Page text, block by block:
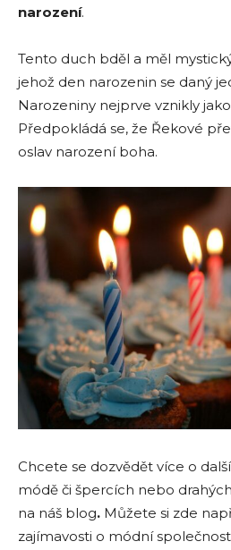
narození.
Tento duch bděl a měl
jehož den narozenin se daný
Narozeniny nejprve vznikly
Předpokládá se, že Řekové
oslav narození boha.
Chcete se dozvědět více o
módě či špercích nebo
na náš blog. Můžete si zde
zajímavosti o módní